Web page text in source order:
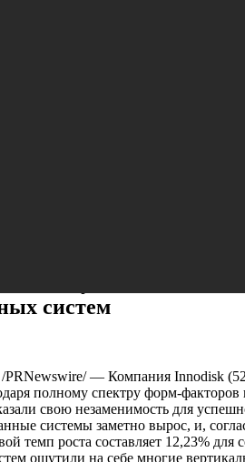
систем
— Компания Innodisk
полному спектру форм-
свою незаменимость для
системы заметно вырос, и,
темп роста составляет 12,23%
ощутили на себе многие